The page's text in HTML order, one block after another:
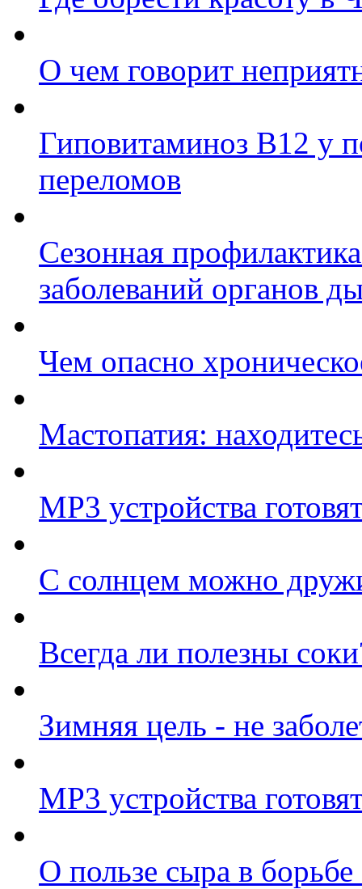
О чем говорит
Гиповитаминоз В12 у
переломов
Сезонная
заболеваний органов
Чем опасно
Мастопатия:
МР3 устройства
С солнцем можно
Всегда ли полезны
Зимняя цель - не
МР3 устройства
О пользе сыра в